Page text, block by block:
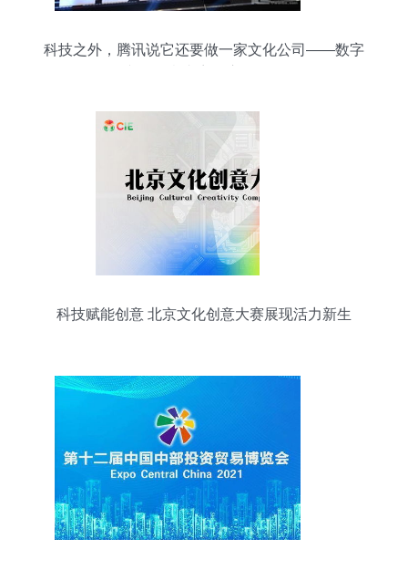
科技之外，腾讯说它还要做一家文化公司——数字
科技赋能创意 北京文化创意大赛展现活力新生